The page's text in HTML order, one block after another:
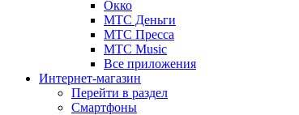
Окко
МТС Деньги
МТС Пресса
МТС Music
Все приложения
Интернет-магазин
Перейти в раздел
Смартфоны